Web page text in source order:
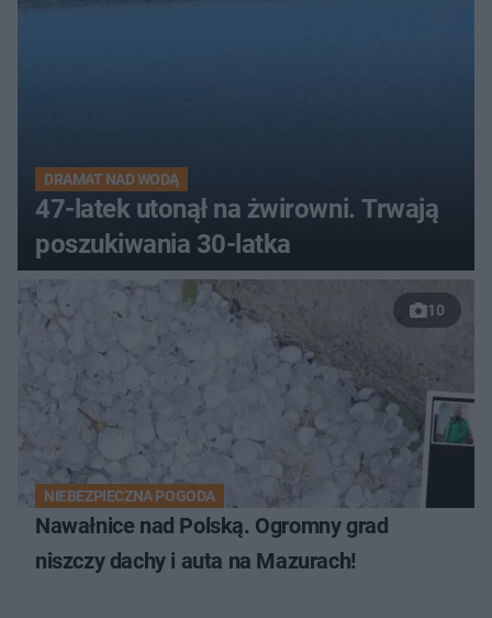
DRAMAT NAD WODĄ
47-latek utonął na żwirowni. Trwają
poszukiwania 30-latka
10
NIEBEZPIECZNA POGODA
Nawałnice nad Polską. Ogromny grad
niszczy dachy i auta na Mazurach!